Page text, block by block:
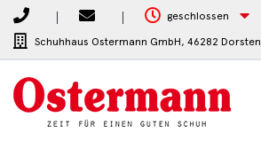
geschlossen
Schuhhaus Ostermann GmbH, 46282 Dorsten